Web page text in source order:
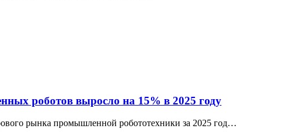
роботов выросло на 15% в 2025 году
рынка промышленной робототехники за 2025 год…